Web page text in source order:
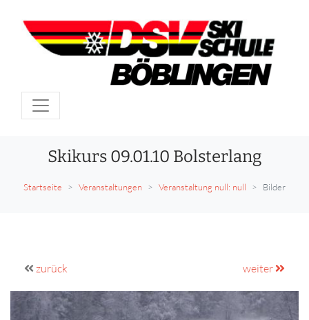
Skikurs 09.01.10 Bolsterlang
Startseite Veranstaltungen Veranstaltung null: null Bilder
zurück weiter